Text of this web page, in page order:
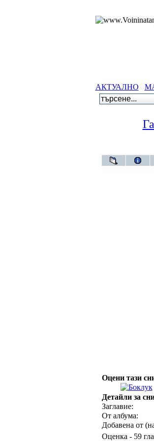
АКТУАЛНО
Оцени тази
Детайли за
Заглавие:
От албума:
Добавена от
Оценка - 59